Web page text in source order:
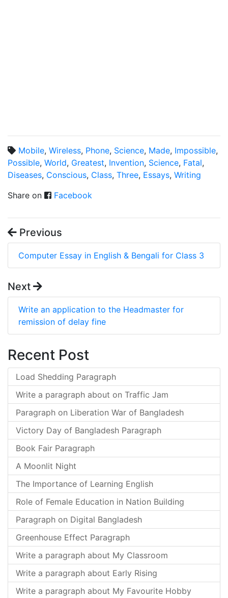
Mobile, Wireless, Phone, Science, Made, Impossible,
Possible, World, Greatest, Invention, Science, Fatal,
Diseases, Conscious, Class, Three, Essays, Writing
Share on
Facebook
Previous
Computer Essay in English & Bengali for Class 3
Next
Write an application to the Headmaster for
remission of delay fine
Recent Post
Load Shedding Paragraph
Write a paragraph about on Traffic Jam
Paragraph on Liberation War of Bangladesh
Victory Day of Bangladesh Paragraph
Book Fair Paragraph
A Moonlit Night
The Importance of Learning English
Role of Female Education in Nation Building
Paragraph on Digital Bangladesh
Greenhouse Effect Paragraph
Write a paragraph about My Classroom
Write a paragraph about Early Rising
Write a paragraph about My Favourite Hobby